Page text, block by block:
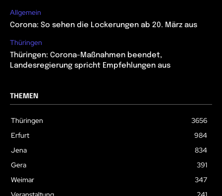
Allgemein
Corona: So sehen die Lockerungen ab 20. März aus
Thüringen
Thüringen: Corona-Maßnahmen beendet,
Landesregierung spricht Empfehlungen aus
THEMEN
Thüringen
3656
Erfurt
984
Jena
834
Gera
391
Weimar
347